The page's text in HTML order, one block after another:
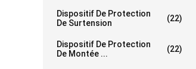
Dispositif De Protection
De Surtension
(22)
Dispositif De Protection
De Montée ...
(22)